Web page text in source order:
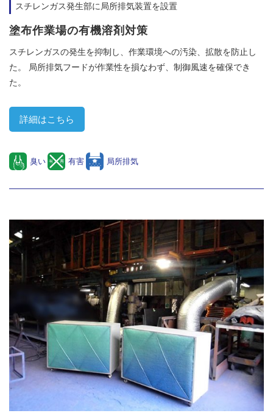
スチレンガス発生部に局所排気装置を設置
塗布作業場の有機溶剤対策
スチレンガスの発生を抑制し、作業環境への汚染、拡散を防止し
た。 局所排気フードが作業性を損なわず、制御風速を確保でき
た。
詳細はこちら
臭い 有害 局所排気